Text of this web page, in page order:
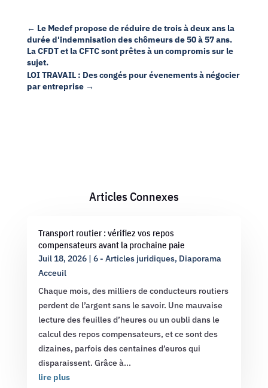
← Le Medef propose de réduire de trois à deux ans la
durée d'indemnisation des chômeurs de 50 à 57 ans.
La CFDT et la CFTC sont prêtes à un compromis sur le
sujet.
LOI TRAVAIL : Des congés pour évenements à négocier
par entreprise→
Articles Connexes
Transport routier : vérifiez vos repos
compensateurs avant la prochaine paie
Juil 18, 2026| 6 - Articles juridiques, Diaporama
Acceuil
Chaque mois, des milliers de conducteurs routiers
perdent de l’argent sans le savoir. Une mauvaise
lecture des feuilles d’heures ou un oubli dans le
calcul des repos compensateurs, et ce sont des
dizaines, parfois des centaines d’euros qui
disparaissent. Grâce à...
lire plus